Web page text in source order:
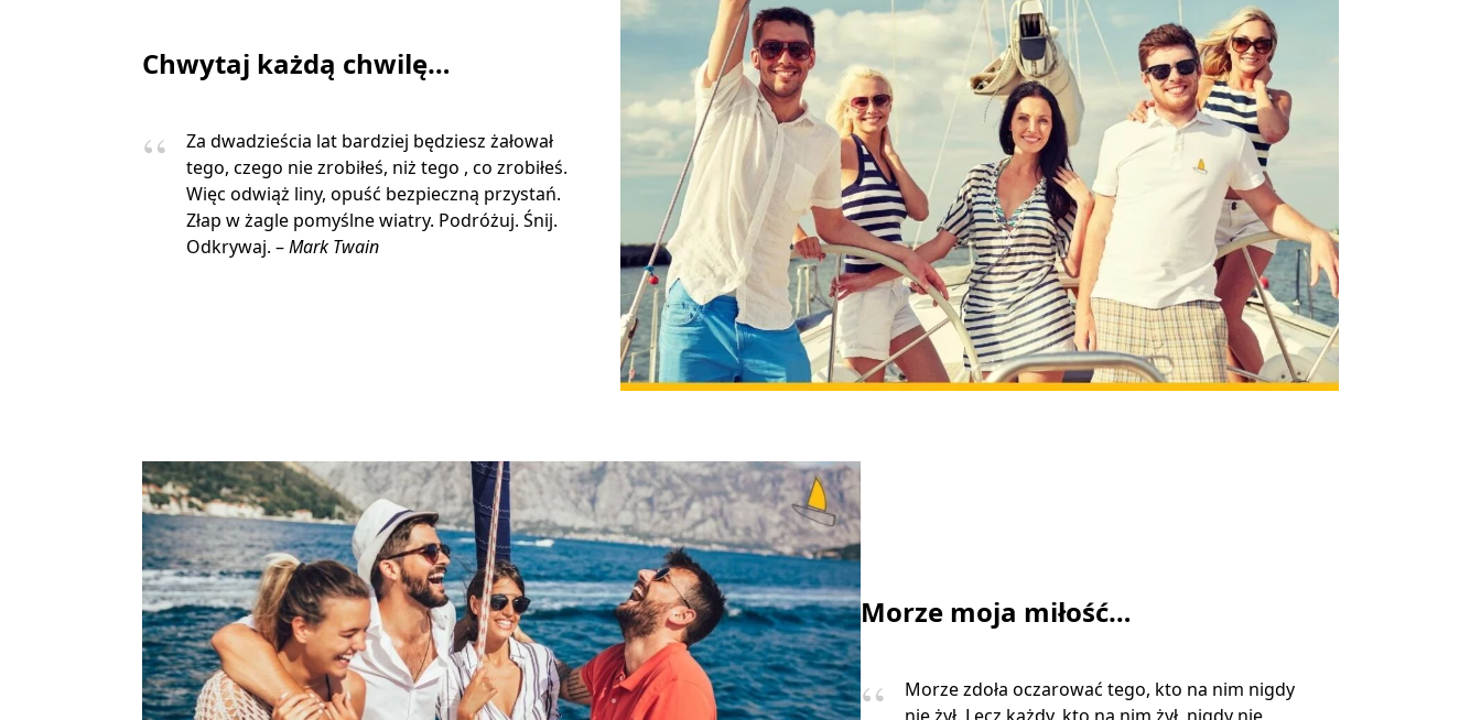
Chwytaj każdą chwilę…
Za dwadzieścia lat bardziej będziesz żałował
tego, czego nie zrobiłeś, niż tego , co zrobiłeś.
Więc odwiąż liny, opuść bezpieczną przystań.
Złap w żagle pomyślne wiatry. Podróżuj. Śnij.
Odkrywaj. –Mark Twain
Morze moja miłość…
Morze zdoła oczarować tego, kto na nim nigdy